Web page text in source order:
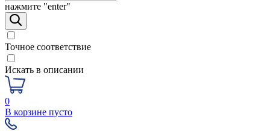
нажмите "enter"
Точное соответствие
Искать в описании
0
В корзине пусто